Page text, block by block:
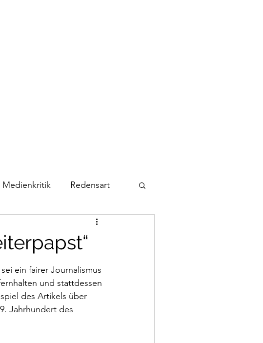
Medienkritik Redensart
ein fairer Journalismus
und stattdessen
des Artikels über
Jahrhundert des